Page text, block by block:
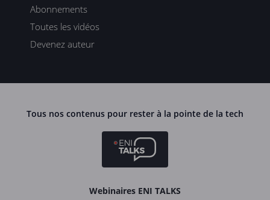
Abonnements
Toutes les vidéos
Devenez auteur
Tous nos contenus pour rester à la pointe de la tech
Webinaires ENI TALKS